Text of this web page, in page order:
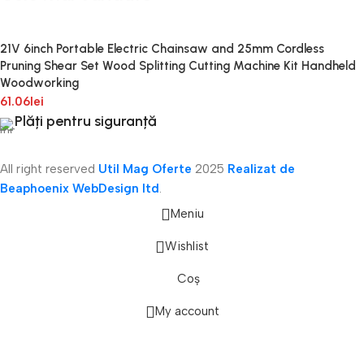
21V 6inch Portable Electric Chainsaw and 25mm Cordless
Pruning Shear Set Wood Splitting Cutting Machine Kit Handheld
Woodworking
61.06lei
Plăți pentru siguranță
All right reserved Util Mag Oferte 2025 Realizat de
Beaphoenix WebDesign ltd.
Meniu
Wishlist
Coș
My account